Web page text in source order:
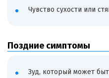
Чувство сухости или
Поздние симптомы
Зуд, который может